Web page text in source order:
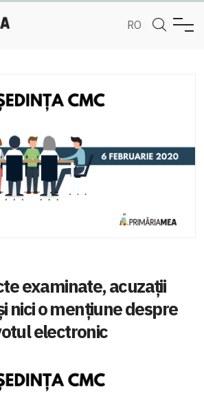
RO
examinate, acuzații
nici o mențiune despre
electronic